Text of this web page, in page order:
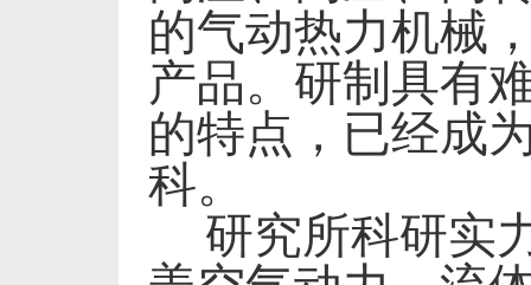
的气动热力机械
产品。研制具有
的特点，已经成
科。
研究所科研实